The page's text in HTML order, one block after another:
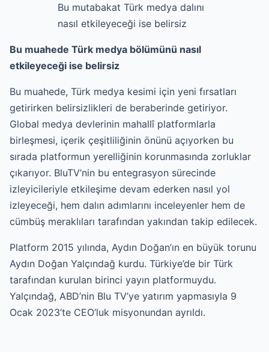
Bu mutabakat Türk medya dalını
nasıl etkileyeceği ise belirsiz
Bu muahede Türk medya bölümünü nasıl
etkileyeceği ise belirsiz
Bu muahede, Türk medya kesimi için yeni fırsatları
getirirken belirsizlikleri de beraberinde getiriyor.
Global medya devlerinin mahallî platformlarla
birleşmesi, içerik çeşitliliğinin önünü açıyorken bu
sırada platformun yerelliğinin korunmasında zorluklar
çıkarıyor. BluTV’nin bu entegrasyon sürecinde
izleyicileriyle etkileşime devam ederken nasıl yol
izleyeceği, hem dalın adımlarını inceleyenler hem de
cümbüş meraklıları tarafından yakından takip edilecek.
Platform 2015 yılında, Aydın Doğan’ın en büyük torunu
Aydın Doğan Yalçındağ kurdu. Türkiye’de bir Türk
tarafından kurulan birinci yayın platformuydu.
Yalçındağ, ABD’nin Blu TV’ye yatırım yapmasıyla 9
Ocak 2023’te CEO’luk misyonundan ayrıldı.